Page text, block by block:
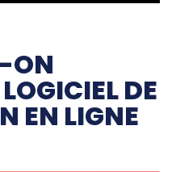
ON
DE
EN LIGNE